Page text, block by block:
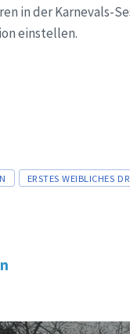
in der Karnevals-
einstellen.
ERSTES WEIBLICHES